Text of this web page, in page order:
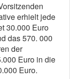
erhielt jede
30.000 Euro
das 570. 000
der
Euro in die
Euro.